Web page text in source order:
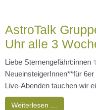
AstroTalk
Uhr alle 3
Liebe Sternengefährt:innen
NeueinsteigerInnen**für
Live-Abenden tauchen wir
Weiterlesen …